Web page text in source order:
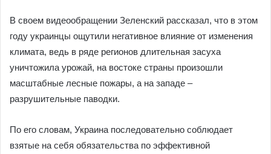
В своем видеообращении Зеленский рассказал, что в этом
году украинцы ощутили негативное влияние от изменения
климата, ведь в ряде регионов длительная засуха
уничтожила урожай, на востоке страны произошли
масштабные лесные пожары, а на западе –
разрушительные паводки.
По его словам, Украина последовательно соблюдает
взятые на себя обязательства по эффективной